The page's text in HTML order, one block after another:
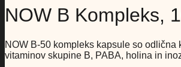
NOW B Kompleks,
NOW B-50 kompleks kapsule so odlična
vitaminov skupine B, PABA, holina in